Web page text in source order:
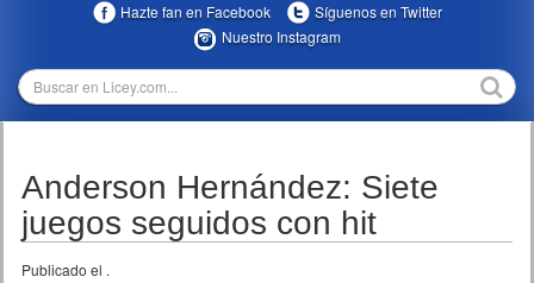
MULTIMEDIA
TEMPORADAS
Hazte fan en Facebook
Síguenos en Twitter
Nuestro Instagram
Anderson Hernández: Siete
juegos seguidos con hit
Publicado el .